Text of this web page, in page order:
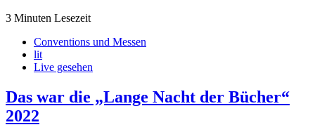
3 Minuten Lesezeit
Conventions und Messen
lit
Live gesehen
Das war die „Lange Nacht der Bücher“
2022